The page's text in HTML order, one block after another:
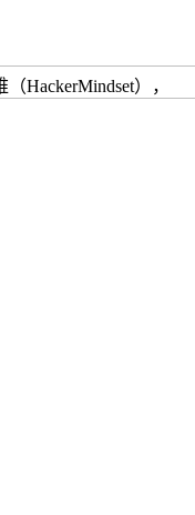
HackerMindset），